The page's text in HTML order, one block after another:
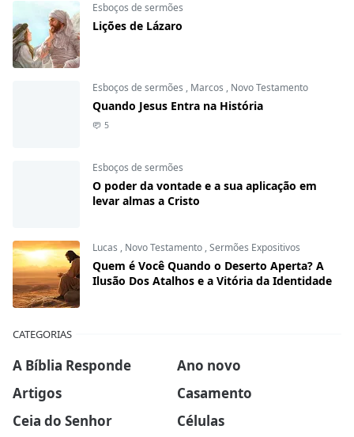
Esboços de sermões
Lições de Lázaro
Esboços de sermões , Marcos , Novo Testamento
Quando Jesus Entra na História
5
Esboços de sermões
O poder da vontade e a sua aplicação em
levar almas a Cristo
Lucas , Novo Testamento ,Sermões Expositivos
Quem é Você Quando o Deserto Aperta? A
Ilusão Dos Atalhos e a Vitória da Identidade
CATEGORIAS
A Bíblia Responde
Ano novo
Artigos
Casamento
Ceia do Senhor
Células